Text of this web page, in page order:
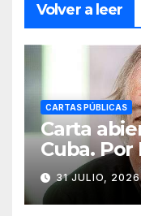
Volver a leer
CARTAS PÚBLICAS
Carta
Cuba.
31 JULIO,